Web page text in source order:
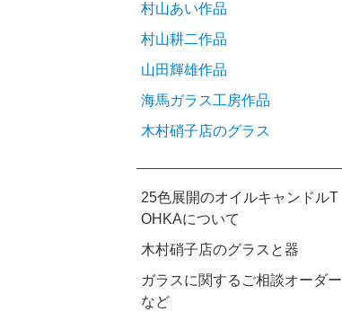
村山あい作品
村山耕二作品
山田輝雄作品
海馬ガラス工房作品
木村硝子店のグラス
25色展開のオイルキャンドルT
OHKAについて
木村硝子店のグラスと器
ガラスに関するご相談オーダー
など